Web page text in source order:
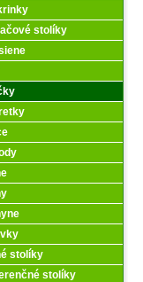
stolíky
stolíky
stolíky